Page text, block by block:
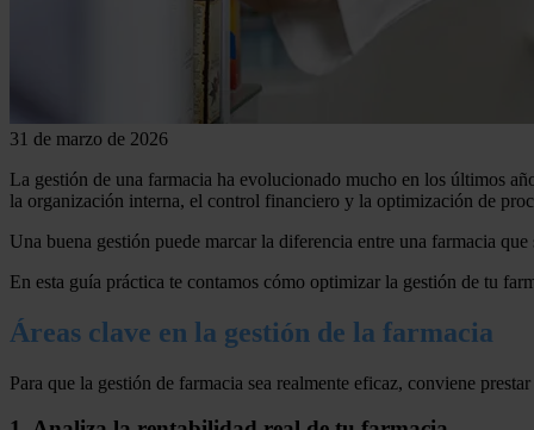
31 de marzo de 2026
La gestión de una farmacia ha evolucionado mucho en los últimos
la organización interna, el control financiero y la optimización de
Una buena gestión puede marcar la diferencia entre una farmacia
En esta guía práctica te contamos cómo optimizar la gestión de tu
Áreas clave en la gestión de la farmacia
Para que la gestión de farmacia sea realmente eficaz, conviene